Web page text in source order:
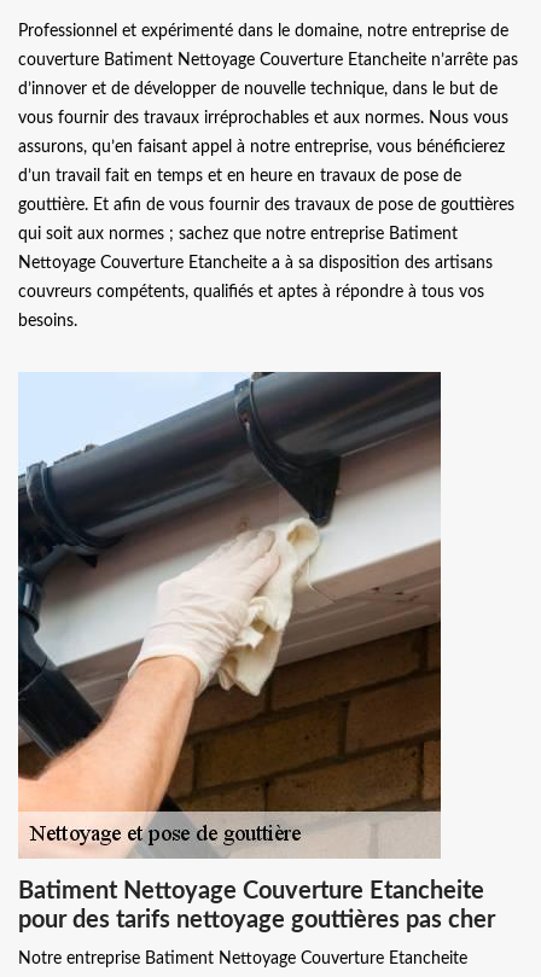
Professionnel et expérimenté dans le domaine, notre entreprise de
couverture Batiment Nettoyage Couverture Etancheite n’arrête pas
d’innover et de développer de nouvelle technique, dans le but de
vous fournir des travaux irréprochables et aux normes. Nous vous
assurons, qu’en faisant appel à notre entreprise, vous bénéficierez
d’un travail fait en temps et en heure en travaux de pose de
gouttière. Et afin de vous fournir des travaux de pose de gouttières
qui soit aux normes ; sachez que notre entreprise Batiment
Nettoyage Couverture Etancheite a à sa disposition des artisans
couvreurs compétents, qualifiés et aptes à répondre à tous vos
besoins.
Batiment Nettoyage Couverture Etancheite
pour des tarifs nettoyage gouttières pas cher
Notre entreprise Batiment Nettoyage Couverture Etancheite